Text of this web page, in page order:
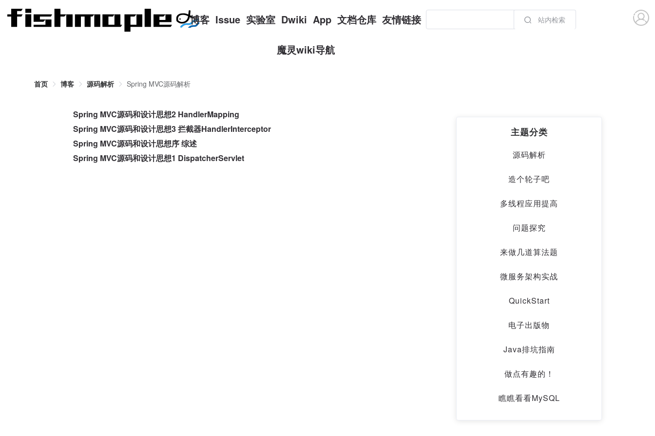
博客 Issue 实验室 Dwiki App 文档仓库 友情链接
魔灵wiki导航
站内检索
首页 博客 源码解析 Spring MVC源码解析
Spring MVC源码和设计思想2 HandlerMapping
Spring MVC源码和设计思想3 拦截器HandlerInterceptor
Spring MVC源码和设计思想序 综述
Spring MVC源码和设计思想1 DispatcherServlet
主题分类
源码解析
造个轮子吧
多线程应用提高
问题探究
来做几道算法题
微服务架构实战
QuickStart
电子出版物
Java排坑指南
做点有趣的！
瞧瞧看看MySQL